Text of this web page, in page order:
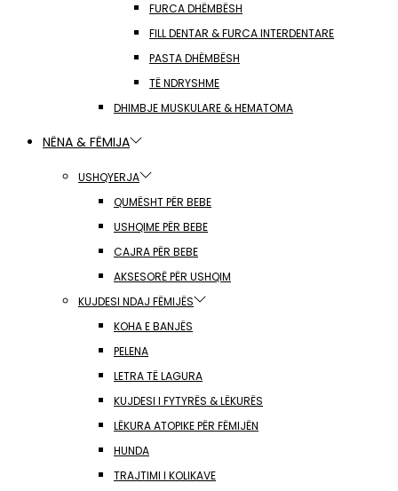
FURCA DHËMBËSH
FILL DENTAR & FURCA INTERDENTARE
PASTA DHËMBËSH
TË NDRYSHME
DHIMBJE MUSKULARE & HEMATOMA
NËNA & FËMIJA
USHQYERJA
QUMËSHT PËR BEBE
USHQIME PËR BEBE
CAJRA PËR BEBE
AKSESORË PËR USHQIM
KUJDESI NDAJ FËMIJËS
KOHA E BANJËS
PELENA
LETRA TË LAGURA
KUJDESI I FYTYRËS & LËKURËS
LËKURA ATOPIKE PËR FËMIJËN
HUNDA
TRAJTIMI I KOLIKAVE